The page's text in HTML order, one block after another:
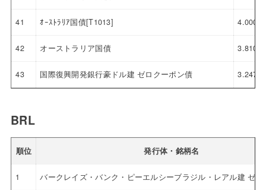
41 ｵｰｽﾄﾗﾘｱ国債[T1013] 4.000
42 オーストラリア国債 3.810
43 国際復興開発銀行豪ドル建 ゼロクーポン債 3.247
BRL
順位 発行体・銘柄名
1 バークレイズ・バンク・ピーエルシーブラジル・レアル建 ゼ